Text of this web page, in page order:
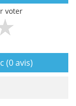
voter
(0 avis)